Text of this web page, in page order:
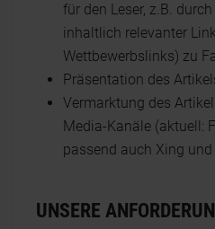
für den Leser, z.B.
inhaltlich relevanter
Wettbewerbslinks) zu
Präsentation des
Vermarktung des
Media-Kanäle (aktuell:
passend auch Xing und
UNSERE